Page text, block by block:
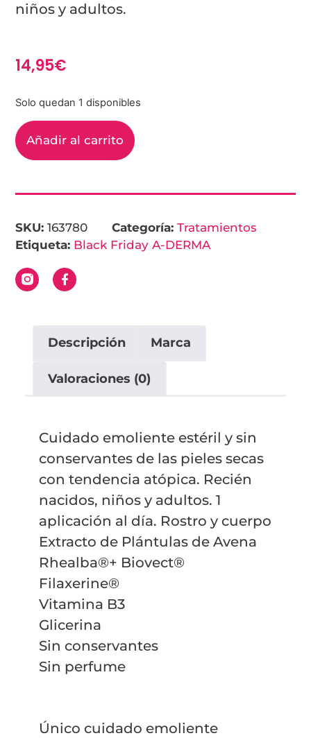
niños y adultos.
14,95€
Solo quedan 1 disponibles
Añadir al carrito
SKU:163780 Categoría: Tratamientos
Etiqueta: Black Friday A-DERMA
Descripción Marca
Valoraciones (0)
Cuidado emoliente estéril y sin
conservantes de las pieles secas
con tendencia atópica. Recién
nacidos, niños y adultos. 1
aplicación al día. Rostro y cuerpo
Extracto de Plántulas de Avena
Rhealba®+ Biovect®
Filaxerine®
Vitamina B3
Glicerina
Sin conservantes
Sin perfume
Único cuidado emoliente